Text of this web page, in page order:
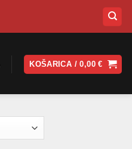
KOŠARICA /0,00€